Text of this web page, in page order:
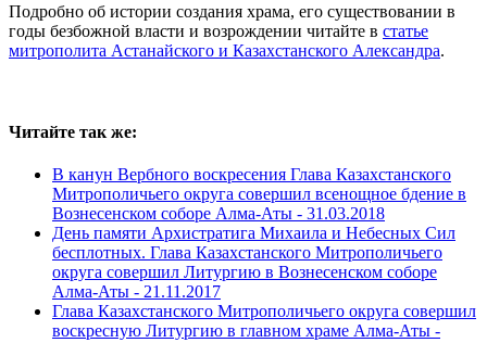
Подробно об истории создания храма, его существовании в
годы безбожной власти и возрождении читайте в статье
митрополита Астанайского и Казахстанского Александра.
Читайте так же:
В канун Вербного воскресения Глава Казахстанского
Митрополичьего округа совершил всенощное бдение в
Вознесенском соборе Алма-Аты - 31.03.2018
День памяти Архистратига Михаила и Небесных Сил
бесплотных. Глава Казахстанского Митрополичьего
округа совершил Литургию в Вознесенском соборе
Алма-Аты - 21.11.2017
Глава Казахстанского Митрополичьего округа совершил
воскресную Литургию в главном храме Алма-Аты -